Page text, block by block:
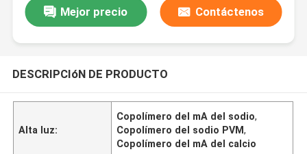
Mejor precio Contáctenos
DESCRIPCIóN DE PRODUCTO
Alta luz:
Copolímero del mA del sodio,
Copolímero del sodio PVM,
Copolímero del mA del calcio